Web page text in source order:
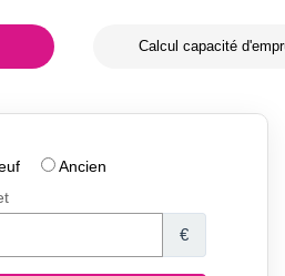
Calcul capacité